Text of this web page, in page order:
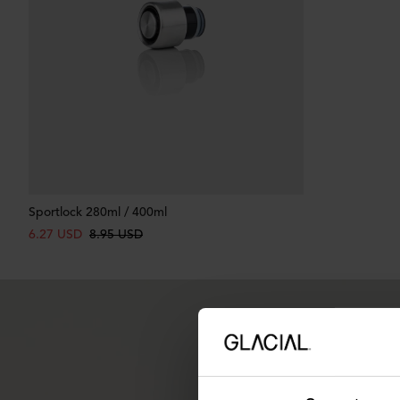
Sportlock 280ml / 400ml
6.27 USD 8.95 USD